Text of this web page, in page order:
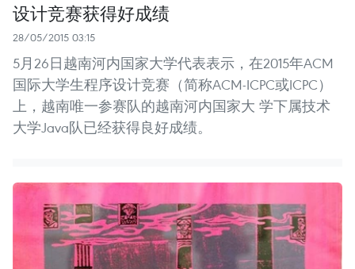
设计竞赛获得好成绩
28/05/2015 03:15
5月26日越南河内国家大学代表表示，在2015年ACM
国际大学生程序设计竞赛（简称ACM-ICPC或ICPC）
上，越南唯一参赛队的越南河内国家大 学下属技术
大学Java队已经获得良好成绩。